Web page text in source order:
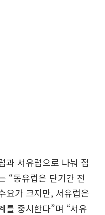
과 서유럽으로 나눠 접
“동유럽은 단기간 전
요가 크지만, 서유럽은
를 중시한다”며 “서유